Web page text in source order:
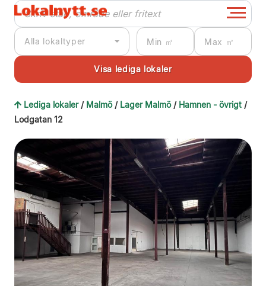
Alla lokaltyper
Lediga lokaler / Malmö/ Lager Malmö/ Hamnen - övrigt /
Lodgatan 12